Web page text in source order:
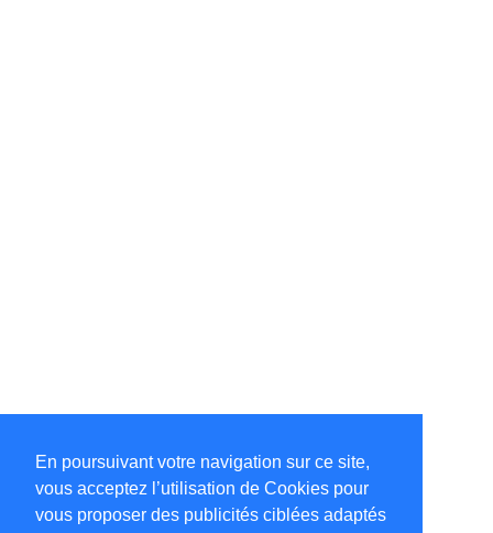
En poursuivant votre navigation sur ce site,
vous acceptez l’utilisation de Cookies pour
vous proposer des publicités ciblées adaptés